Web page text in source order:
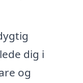
dig i
og